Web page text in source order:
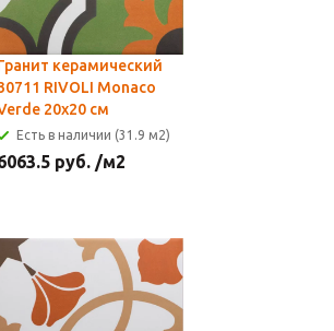
керамический
RIVOLI Monaco
20x20 см
Есть в наличии (31.9 м2)
руб. /м2